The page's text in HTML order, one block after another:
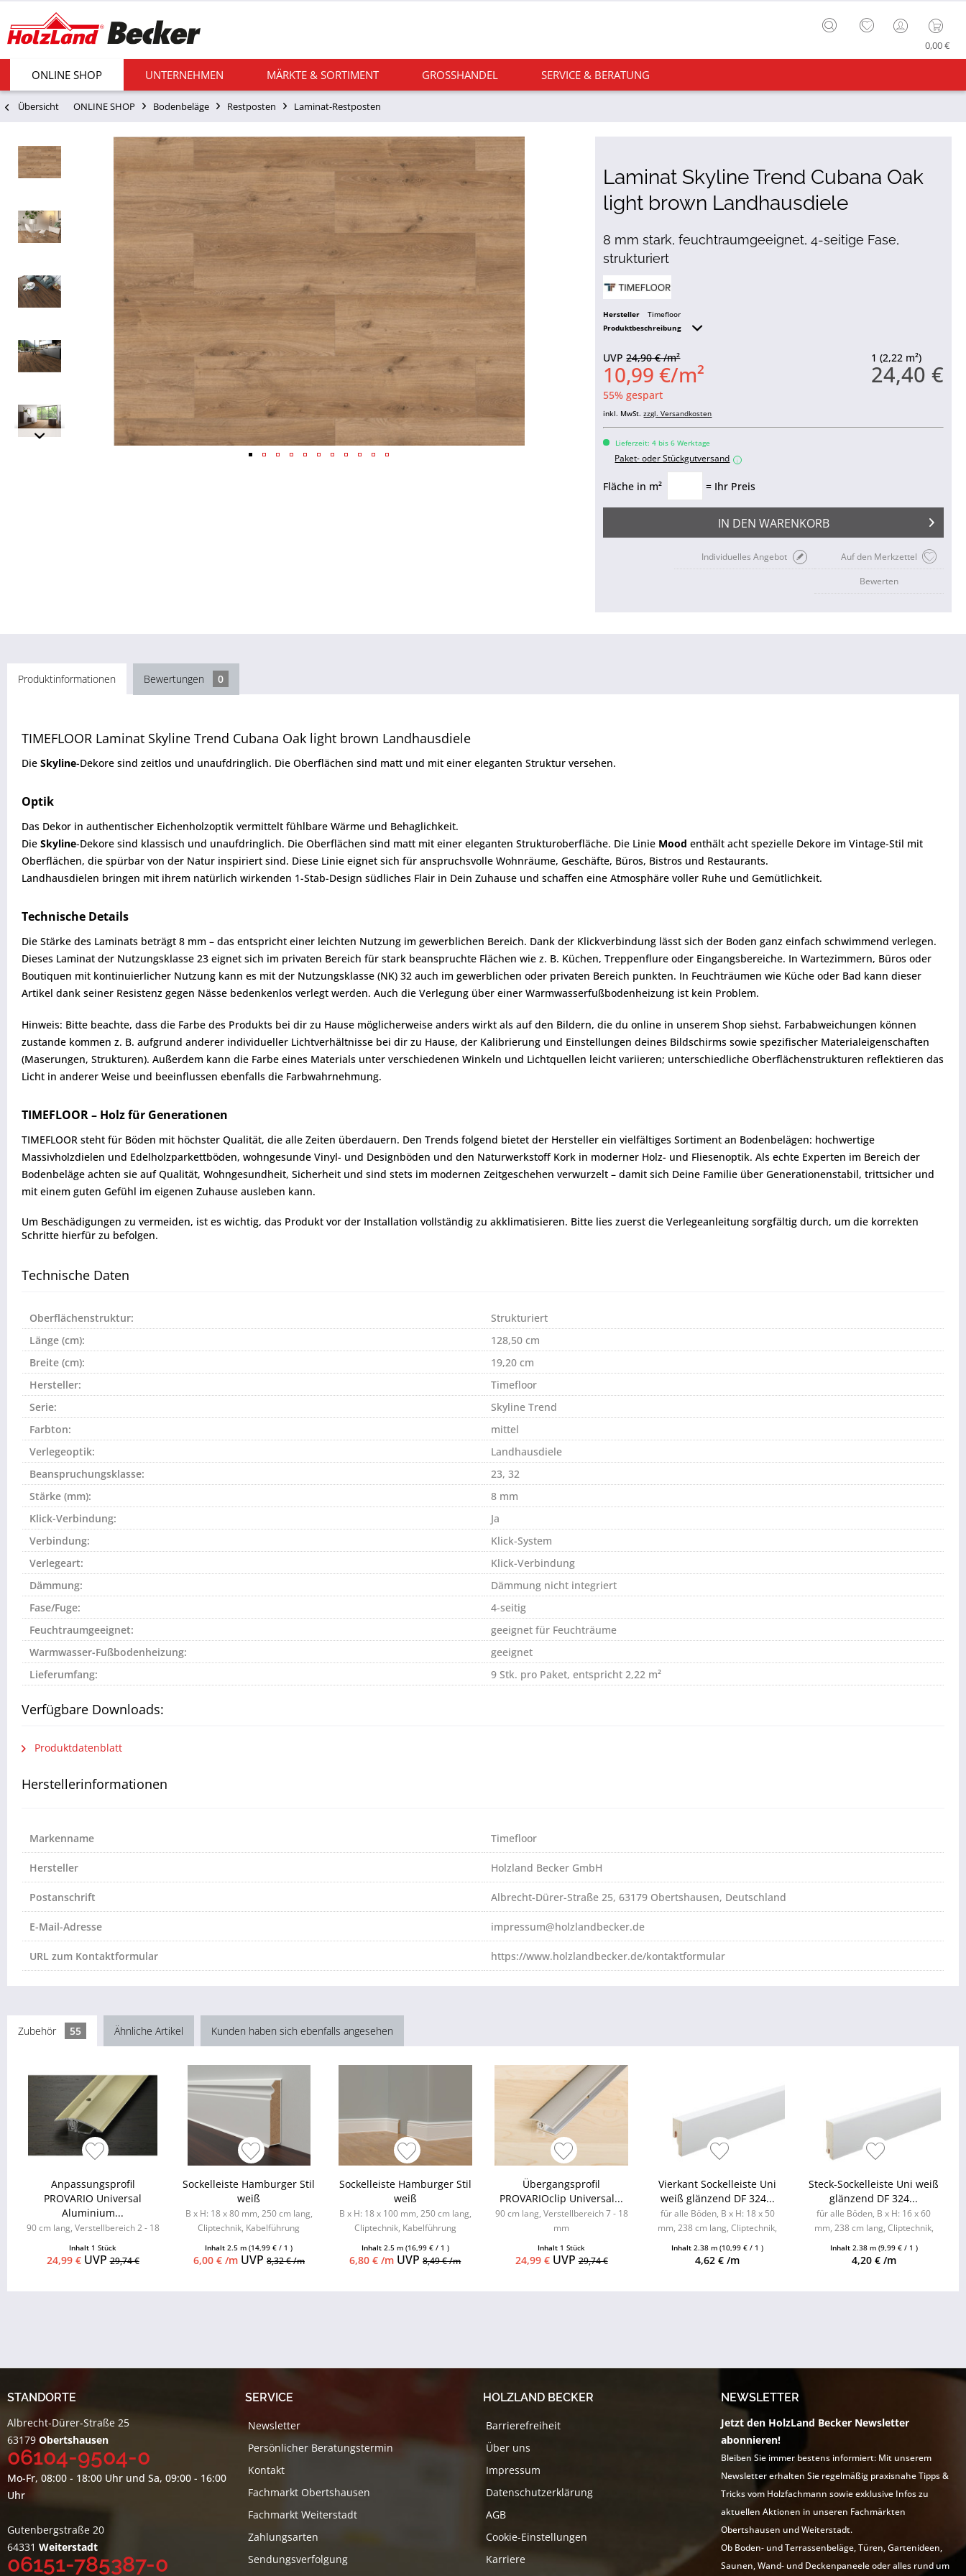
0,00 €
ONLINE SHOP UNTERNEHMEN MÄRKTE & SORTIMENT GROSSHANDEL SERVICE & BERATUNG
Übersicht ONLINE SHOP Bodenbeläge Restposten Laminat-Restposten
Laminat Skyline Trend Cubana Oak
light brown Landhausdiele
8 mm stark, feuchtraumgeeignet, 4-seitige Fase,
strukturiert
Hersteller
Timefloor
Produktbeschreibung
1 (2,22 m²)
24,40 €
UVP24,90 € /m²
10,99 €/m²
55% gespart
inkl. MwSt.zzgl. Versandkosten
Lieferzeit: 4 bis 6 Werktage
Paket- oder Stückgutversand i
Fläche in m² = Ihr Preis
IN DEN WARENKORB
Auf den Merkzettel
Individuelles Angebot
Bewerten
Produktinformationen Bewertungen 0
TIMEFLOOR Laminat Skyline Trend Cubana Oak light brown Landhausdiele
Die Skyline-Dekore sind zeitlos und unaufdringlich. Die Oberflächen sind matt und mit einer eleganten Struktur versehen.
Optik
Das Dekor in authentischer Eichenholzoptik vermittelt fühlbare Wärme und Behaglichkeit.
Die Skyline-Dekore sind klassisch und unaufdringlich. Die Oberflächen sind matt mit einer eleganten Strukturoberfläche. Die Linie Mood enthält acht spezielle Dekore im Vintage-Stil mit
Oberflächen, die spürbar von der Natur inspiriert sind. Diese Linie eignet sich für anspruchsvolle Wohnräume, Geschäfte, Büros, Bistros und Restaurants.
Landhausdielen bringen mit ihrem natürlich wirkenden 1-Stab-Design südliches Flair in Dein Zuhause und schaffen eine Atmosphäre voller Ruhe und Gemütlichkeit.
Technische Details
Die Stärke des Laminats beträgt 8 mm – das entspricht einer leichten Nutzung im gewerblichen Bereich. Dank der Klickverbindung lässt sich der Boden ganz einfach schwimmend verlegen.
Dieses Laminat der Nutzungsklasse 23 eignet sich im privaten Bereich für stark beanspruchte Flächen wie z. B. Küchen, Treppenflure oder Eingangsbereiche. In Wartezimmern, Büros oder
Boutiquen mit kontinuierlicher Nutzung kann es mit der Nutzungsklasse (NK) 32 auch im gewerblichen oder privaten Bereich punkten. In Feuchträumen wie Küche oder Bad kann dieser
Artikel dank seiner Resistenz gegen Nässe bedenkenlos verlegt werden. Auch die Verlegung über einer Warmwasserfußbodenheizung ist kein Problem.
Hinweis: Bitte beachte, dass die Farbe des Produkts bei dir zu Hause möglicherweise anders wirkt als auf den Bildern, die du online in unserem Shop siehst. Farbabweichungen können
zustande kommen z. B. aufgrund anderer individueller Lichtverhältnisse bei dir zu Hause, der Kalibrierung und Einstellungen deines Bildschirms sowie spezifischer Materialeigenschaften
(Maserungen, Strukturen). Außerdem kann die Farbe eines Materials unter verschiedenen Winkeln und Lichtquellen leicht variieren; unterschiedliche Oberflächenstrukturen reflektieren das
Licht in anderer Weise und beeinflussen ebenfalls die Farbwahrnehmung.
TIMEFLOOR – Holz für Generationen
TIMEFLOOR steht für Böden mit höchster Qualität, die alle Zeiten überdauern. Den Trends folgend bietet der Hersteller ein vielfältiges Sortiment an Bodenbelägen: hochwertige
Massivholzdielen und Edelholzparkettböden, wohngesunde Vinyl- und Designböden und den Naturwerkstoff Kork in moderner Holz- und Fliesenoptik. Als echte Experten im Bereich der
Bodenbeläge achten sie auf Qualität, Wohngesundheit, Sicherheit und sind stets im modernen Zeitgeschehen verwurzelt – damit sich Deine Familie über Generationenstabil, trittsicher und
mit einem guten Gefühl im eigenen Zuhause ausleben kann.
Um Beschädigungen zu vermeiden, ist es wichtig, das Produkt vor der Installation vollständig zu akklimatisieren. Bitte lies zuerst die Verlegeanleitung sorgfältig durch, um die korrekten
Schritte hierfür zu befolgen.
Technische Daten
Oberflächenstruktur:
Strukturiert
Länge (cm):
128,50 cm
Breite (cm):
19,20 cm
Hersteller:
Timefloor
Serie:
Skyline Trend
Farbton:
mittel
Verlegeoptik:
Landhausdiele
Beanspruchungsklasse:
23, 32
Stärke (mm):
8 mm
Klick-Verbindung:
Ja
Verbindung:
Klick-System
Verlegeart:
Klick-Verbindung
Dämmung:
Dämmung nicht integriert
Fase/Fuge:
4-seitig
Feuchtraumgeeignet:
geeignet für Feuchträume
Warmwasser-Fußbodenheizung:
geeignet
Lieferumfang:
9 Stk. pro Paket, entspricht 2,22 m²
Verfügbare Downloads:
Produktdatenblatt
Herstellerinformationen
Markenname Timefloor
Hersteller Holzland Becker GmbH
Postanschrift Albrecht-Dürer-Straße 25, 63179 Obertshausen, Deutschland
E-Mail-Adresse impressum@holzlandbecker.de
URL zum Kontaktformular https://www.holzlandbecker.de/kontaktformular
Zubehör 55 Ähnliche Artikel Kunden haben sich ebenfalls angesehen
Anpassungsprofil
PROVARIO Universal
Aluminium...
90 cm lang, Verstellbereich 2 - 18
Inhalt 1 Stück
24,99 €UVP29,74 €
Sockelleiste Hamburger Stil
weiß
B x H: 18 x 80 mm, 250 cm lang,
Cliptechnik, Kabelführung
Zubehör...
Inhalt2.5 m(14,99 € / 1 )
6,00 € /mUVP 8,32 € /m
Sockelleiste Hamburger Stil
weiß
B x H: 18 x 100 mm, 250 cm lang,
Cliptechnik, Kabelführung
Zubehör...
Inhalt 2.5 m (16,99 € / 1 )
6,80 € /m UVP8,49 € /m
Übergangsprofil
PROVARIOclip Universal...
90 cm lang, Verstellbereich 7 - 18
mm
Inhalt 1 Stück
24,99 €UVP29,74 €
Vierkant Sockelleiste Uni
weiß glänzend DF 324...
für alle Böden, B x H: 18 x 50
mm, 238 cm lang, Cliptechnik,
erhältlich
Inhalt2.38 m(10,99 € / 1 )
4,62 € /m
Steck-Sockelleiste Uni weiß
glänzend DF 324...
für alle Böden, B x H: 16 x 60
mm, 238 cm lang, Cliptechnik,
erhältlich
Inhalt 2.38 m (9,99 € / 1 )
4,20 € /m
STANDORTE
Albrecht-Dürer-Straße 25
63179 Obertshausen
06104-9504-0
Mo-Fr, 08:00 - 18:00 Uhr und Sa, 09:00 - 16:00
Uhr
Gutenbergstraße 20
64331 Weiterstadt
06151-785387-0
SERVICE
Newsletter
Persönlicher Beratungstermin
Kontakt
Fachmarkt Obertshausen
Fachmarkt Weiterstadt
Zahlungsarten
Sendungsverfolgung
HOLZLAND BECKER
Barrierefreiheit
Über uns
Impressum
Datenschutzerklärung
AGB
Cookie-Einstellungen
Karriere
NEWSLETTER
Jetzt den HolzLand Becker Newsletter
abonnieren!
Bleiben Sie immer bestens informiert: Mit unserem
Newsletter erhalten Sie regelmäßig praxisnahe Tipps &
Tricks vom Holzfachmann sowie exklusive Infos zu
aktuellen Aktionen in unseren Fachmärkten
Obertshausen und Weiterstadt.
Ob Boden- und Terrassenbeläge, Türen, Gartenideen,
Saunen, Wand- und Deckenpaneele oder alles rund um